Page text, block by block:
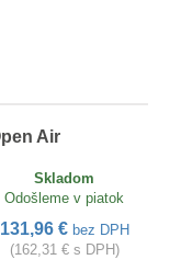
Air
Skladom
Odošleme v piatok
131,96 € bez DPH
(162,31 € s DPH)